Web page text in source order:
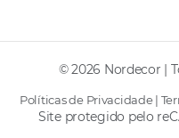
© 2026 Nordecor |
Políticas de Privacidade|
Site protegido pelo